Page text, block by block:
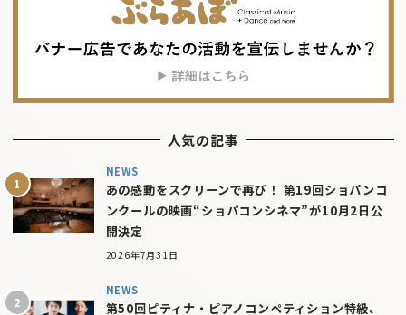
人気の記事
NEWS
あの感動をスクリーンで再び！ 第19回ショパンコ
ンクールの映画“ショパコンシネマ”が10月2日公
開決定
2026年7月31日
NEWS
第50回ピティナ・ピアノコンペティション特級、